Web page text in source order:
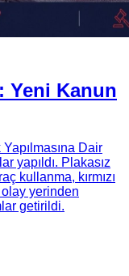
Yeni Kanun
Dair
yapıldı. Plakasız
kullanma, kırmızı
olay yerinden
getirildi.